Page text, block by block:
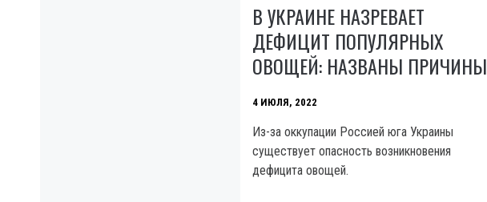
В УКРАИНЕ НАЗРЕВАЕТ
ДЕФИЦИТ ПОПУЛЯРНЫХ
ОВОЩЕЙ: НАЗВАНЫ ПРИЧИНЫ
4 ИЮЛЯ, 2022
Из-за оккупации Россией юга Украины
существует опасность возникновения
дефицита овощей.